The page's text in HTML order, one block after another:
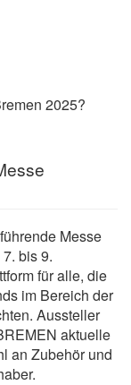
2025?
Messe
bis 9.
für alle, die
im Bereich der
Aussteller
aktuelle
an Zubehör und